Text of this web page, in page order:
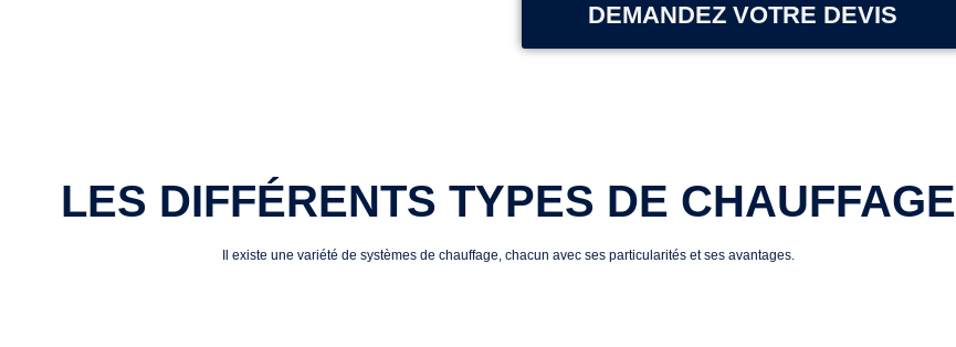
DEMANDEZ VOTRE DEVIS
LES DIFFÉRENTS TYPES DE CHAUFFAGE
Il existe une variété de systèmes de chauffage, chacun avec ses particularités et ses avantages.